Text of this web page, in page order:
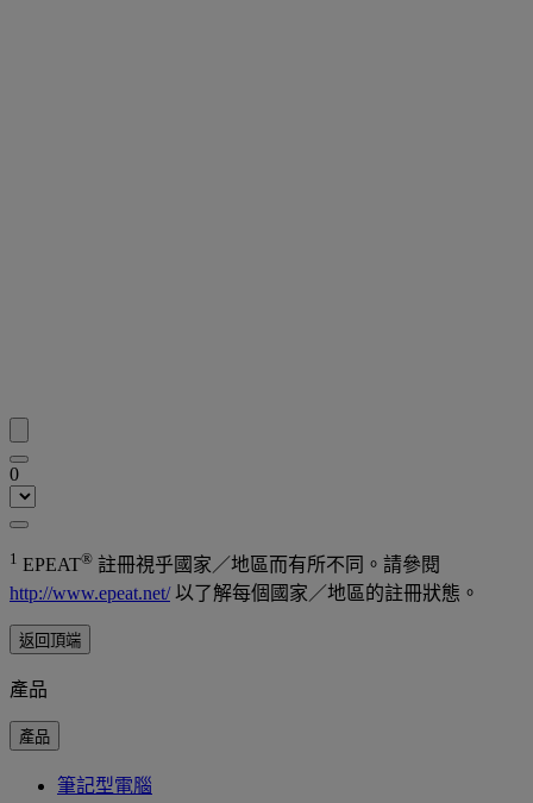
0
1 EPEAT® 註冊視乎國家／地區而有所不同。請參閱
http://www.epeat.net/以了解每個國家／地區的註冊狀態。
返回頂端
產品
產品
筆記型電腦